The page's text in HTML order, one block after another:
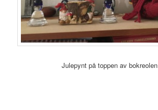
Julepynt på toppen av bokreolen